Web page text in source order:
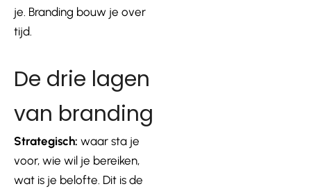
je. Branding bouw je over
tijd.
De drie lagen
van branding
Strategisch: waar sta je
voor, wie wil je bereiken,
wat is je belofte. Dit is de